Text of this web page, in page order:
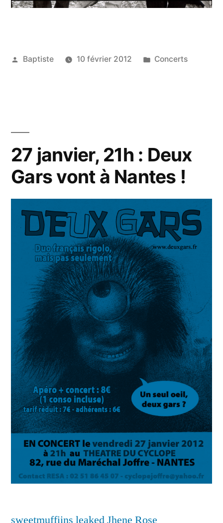
Publié
Baptiste 10 février 2012
Publié
Concerts
27 janvier, 21h : Deux
Gars vont à Nantes !
sweetmuffiins leaked Jhene Rose